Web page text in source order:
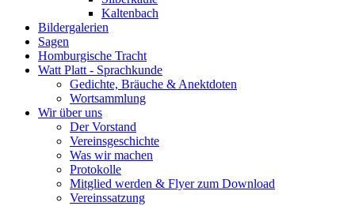
Kaltenbach
Bildergalerien
Sagen
Homburgische Tracht
Watt Platt - Sprachkunde
Gedichte, Bräuche & Anektdoten
Wortsammlung
Wir über uns
Der Vorstand
Vereinsgeschichte
Was wir machen
Protokolle
Mitglied werden & Flyer zum Download
Vereinssatzung